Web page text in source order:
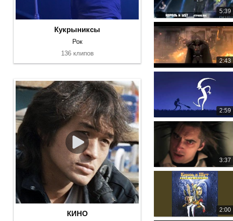
5:39
2:43
2:59
3:37
2:00
Кукрыниксы
Рок
136 клипов
КИНО